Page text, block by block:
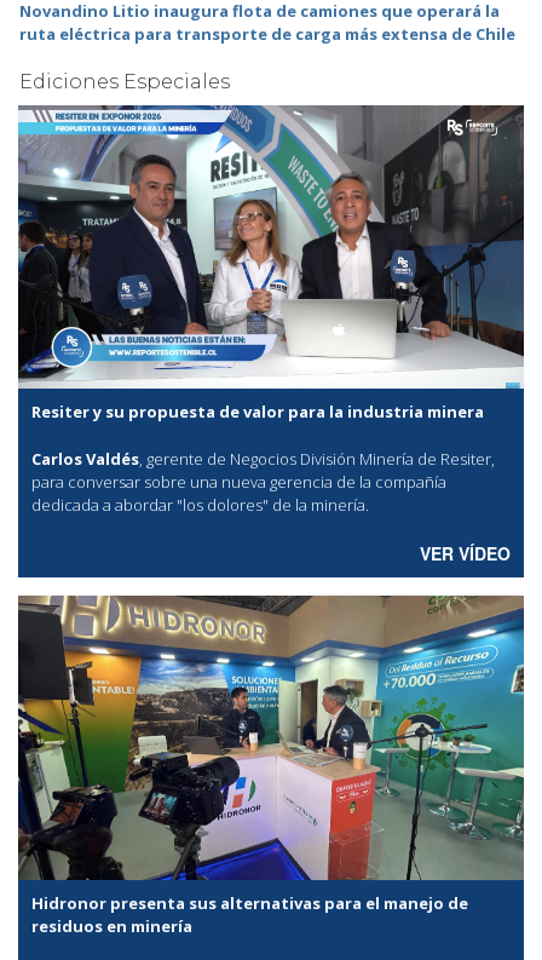
Novandino Litio inaugura flota de camiones que operará la
ruta eléctrica para transporte de carga más extensa de Chile
Ediciones Especiales
Resiter y su propuesta de valor para la industria minera
Carlos Valdés, gerente de Negocios División Minería de Resiter,
para conversar sobre una nueva gerencia de la compañía
dedicada a abordar "los dolores" de la minería.
VER VÍDEO
Hidronor presenta sus alternativas para el manejo de
residuos en minería